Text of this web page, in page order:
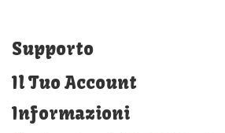
Supporto
Il Tuo Account
Informazioni